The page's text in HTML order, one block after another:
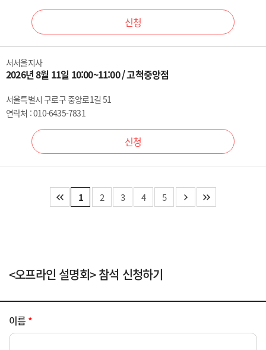
신청
서서울지사
2026년 8월 11일 10:00~11:00 / 고척중앙점
서울특별시 구로구 중앙로1길 51
연락처 : 010-6435-7831
신청
1 2 3 4 5
<오프라인 설명회> 참석 신청하기
이름 *